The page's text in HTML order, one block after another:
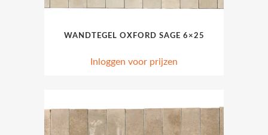
WANDTEGEL OXFORD SAGE 6×25
Inloggen voor prijzen